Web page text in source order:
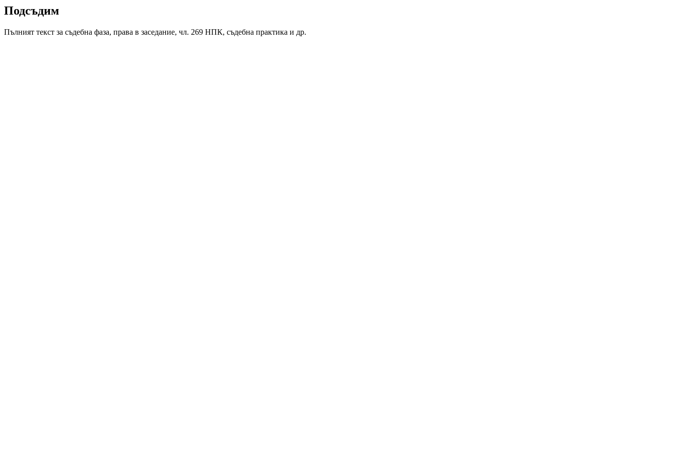
Подсъдим
Пълният текст за съдебна фаза, права в заседание, чл. 269 НПК, съдебна практика и др.